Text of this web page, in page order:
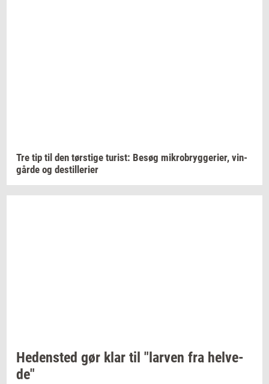
Tre tip til den tørsti­ge turist: Besøg mi­kro­bryg­ge­ri­er, vin­
går­de og destil­le­ri­er
He­den­sted gør klar til "lar­ven fra hel­ve­
de"